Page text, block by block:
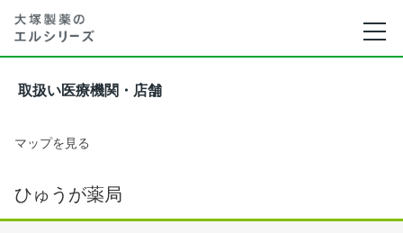
取扱い医療機関・店舗
マップを見る
ひゅうが薬局